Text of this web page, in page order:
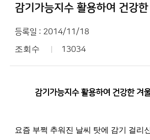
등록일 : 2014/11/18
조회수 13034
감기가능지수 활용하여 건강한 겨
요즘 부쩍 추워진 날씨 탓에 감기 걸리